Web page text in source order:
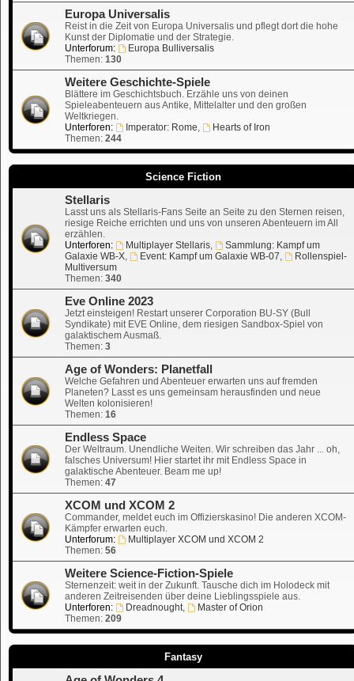
Europa Universalis
Reist in die Zeit von Europa Universalis und pflegt dort die hohe
Kunst der Diplomatie und der Strategie.
Unterforum:
Europa Bulliversalis
Themen: 130
Weitere Geschichte-Spiele
Blättere im Geschichtsbuch. Erzähle uns von deinen
Spieleabenteuern aus Antike, Mittelalter und den großen
Weltkriegen.
Unterforen:
Imperator: Rome,
Hearts of Iron
Themen: 244
Science Fiction
Stellaris
Lasst uns als Stellaris-Fans Seite an Seite zu den Sternen reisen,
riesige Reiche errichten und uns von unseren Abenteuern im All
erzählen.
Unterforen:
Multiplayer Stellaris,
Sammlung: Kampf um
Galaxie WB-X, Event: Kampf um Galaxie WB-07,
Rollenspiel-
Multiversum
Themen: 340
Eve Online 2023
Jetzt einsteigen! Restart unserer Corporation BU-SY (Bull
Syndikate) mit EVE Online, dem riesigen Sandbox-Spiel von
galaktischem Ausmaß.
Themen: 3
Age of Wonders: Planetfall
Welche Gefahren und Abenteuer erwarten uns auf fremden
Planeten? Lasst es uns gemeinsam herausfinden und neue
Welten kolonisieren!
Themen: 16
Endless Space
Der Weltraum. Unendliche Weiten. Wir schreiben das Jahr ... oh,
falsches Universum! Hier startet ihr mit Endless Space in
galaktische Abenteuer. Beam me up!
Themen: 47
XCOM und XCOM 2
Commander, meldet euch im Offizierskasino! Die anderen XCOM-
Kämpfer erwarten euch.
Unterforum:
Multiplayer XCOM und XCOM 2
Themen: 56
Weitere Science-Fiction-Spiele
Sternenzeit: weit in der Zukunft. Tausche dich im Holodeck mit
anderen Zeitreisenden über deine Lieblingsspiele aus.
Unterforen:
Dreadnought,
Master of Orion
Themen: 209
Fantasy